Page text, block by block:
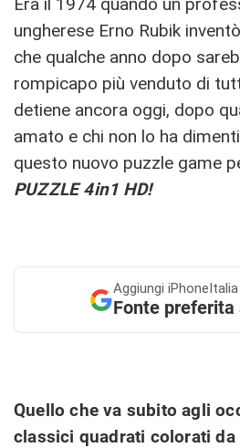
ungherese Erno Rubik
che qualche anno dopo
rompicapo più venduto di
detiene ancora oggi, dopo
amato e chi non lo ha
questo nuovo puzzle game
PUZZLE 4in1 HD!
Aggiungi
Fonte preferita
Quello che va subito agli
classici quadrati colorati